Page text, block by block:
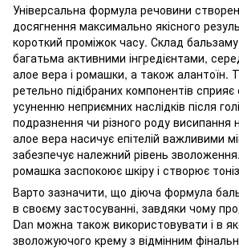
Універсальна формула речовини
досягнення максимально якісного
короткий проміжок часу. Склад
багатьма активними інгредієнтами,
алое вера і ромашки, а також алантоїн.
ретельно підібраних компонентів
усуненню неприємних наслідків після
подразнення чи різного роду висипання
алое вера насичує епітелій важливими
забезпечує належний рівень
ромашка заспокоює шкіру і створює
Варто зазначити, що діюча формула
в своєму застосуванні, завдяки чому
Dan можна також використовувати і в
зволожуючого крему з відмінним